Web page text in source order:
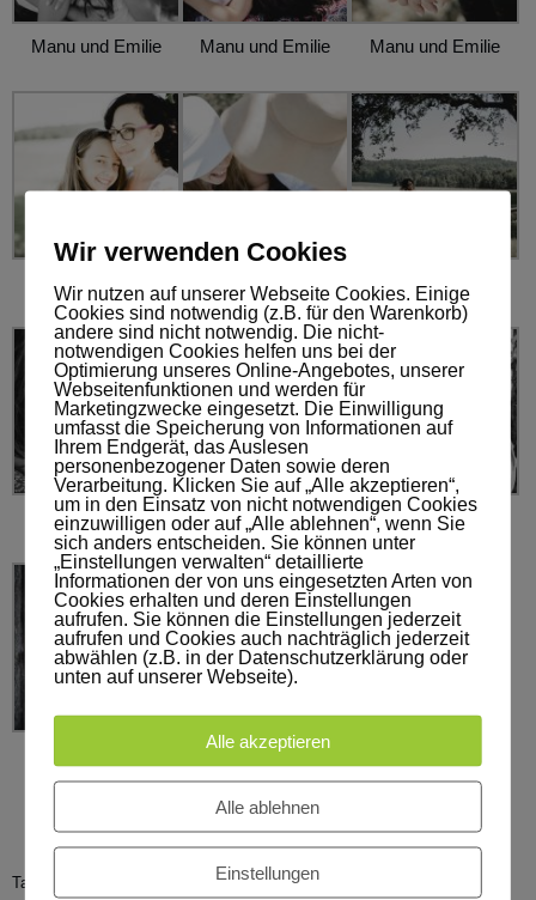
Manu und Emilie Manu und Emilie Manu und Emilie
Manu und Emilie Manu und Emilie Manu und Emilie
Manu und Emilie Manu und Emilie Manu und Emilie
Tags:
Wir verwenden Cookies
Wir nutzen auf unserer Webseite Cookies. Einige
Cookies sind notwendig (z.B. für den Warenkorb)
andere sind nicht notwendig. Die nicht-
notwendigen Cookies helfen uns bei der
Optimierung unseres Online-Angebotes, unserer
Webseitenfunktionen und werden für
Marketingzwecke eingesetzt. Die Einwilligung
umfasst die Speicherung von Informationen auf
Ihrem Endgerät, das Auslesen
personenbezogener Daten sowie deren
Verarbeitung. Klicken Sie auf „Alle akzeptieren“,
um in den Einsatz von nicht notwendigen Cookies
einzuwilligen oder auf „Alle ablehnen“, wenn Sie
sich anders entscheiden. Sie können unter
„Einstellungen verwalten“ detaillierte
Informationen der von uns eingesetzten Arten von
Cookies erhalten und deren Einstellungen
aufrufen. Sie können die Einstellungen jederzeit
aufrufen und Cookies auch nachträglich jederzeit
abwählen (z.B. in der Datenschutzerklärung oder
unten auf unserer Webseite).
Alle akzeptieren
Alle ablehnen
Einstellungen